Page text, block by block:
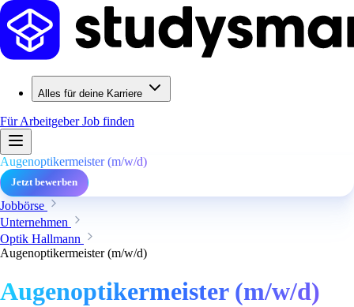
Alles für deine Karriere
Für ArbeitgeberJob finden
Augenoptikermeister (m/w/d)
Jetzt bewerben
Jobbörse
Unternehmen
Optik Hallmann
Augenoptikermeister (m/w/d)
Augenoptikermeister (m/w/d)